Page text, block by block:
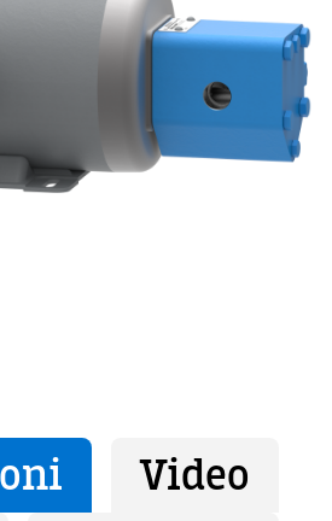
Video